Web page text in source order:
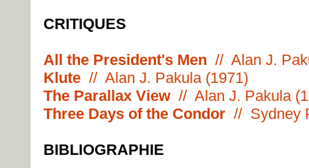
CRITIQUES
All the President's Men // Alan J.
Klute // Alan J. Pakula (1971)
The Parallax View // Alan J. Pakula
Three Days of the Condor // Sydney
BIBLIOGRAPHIE